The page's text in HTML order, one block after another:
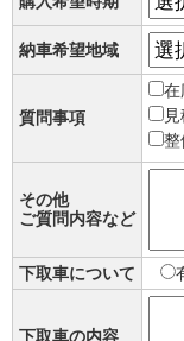
納車希望地域
質問事項
在
整
その他
ご質問内容など
下取車について
下取車の内容